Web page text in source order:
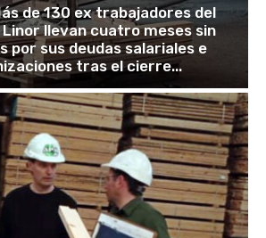
de 130 ex trabajadores del
llevan cuatro meses sin
por sus deudas salariales e
tras el cierre...